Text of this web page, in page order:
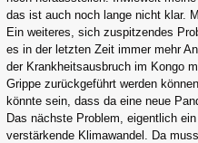
das ist auch noch lange nicht klar.
Ein weiteres, sich zuspitzendes
es in der letzten Zeit immer mehr
der Krankheitsausbruch im Kongo
Grippe zurückgeführt werden
könnte sein, dass da eine neue
Das nächste Problem, eigentlich
verstärkende Klimawandel. Da